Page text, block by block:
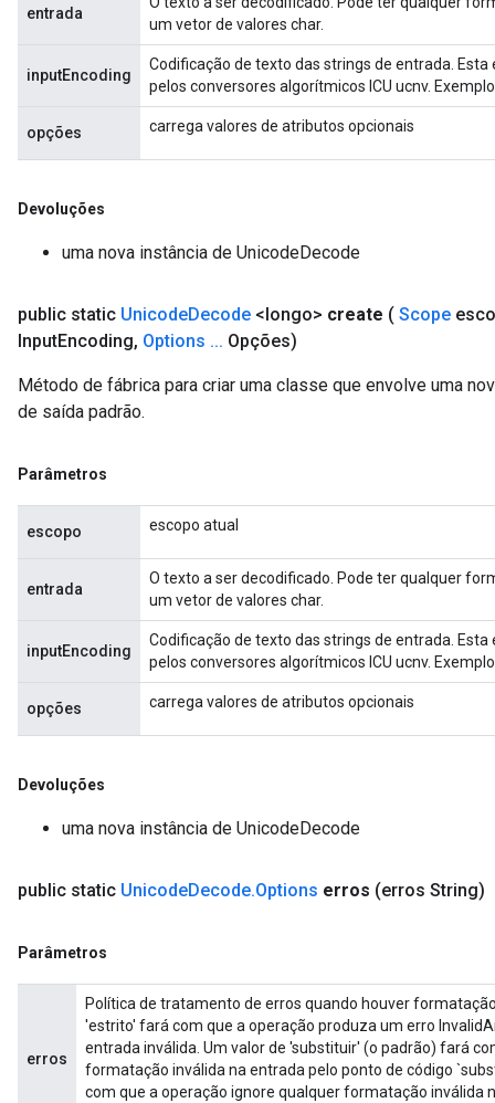
entrada
um vetor de valores char.
inputEncoding
Codificação de texto das strings de entrada.
pelos conversores algorítmicos ICU ucnv.
opções carrega valores de atributos opcionais
Devoluções
uma nova instância de UnicodeDecode
public static UnicodeDecode <longo> create ( Scope
InputEncoding, Options ... Opções)
Método de fábrica para criar uma classe que envolve uma
de saída padrão.
Parâmetros
escopo escopo atual
entrada
O texto a ser decodificado. Pode ter qualquer
um vetor de valores char.
inputEncoding
Codificação de texto das strings de entrada.
pelos conversores algorítmicos ICU ucnv.
opções carrega valores de atributos opcionais
Devoluções
uma nova instância de UnicodeDecode
public static UnicodeDecode.Options erros (erros String)
Parâmetros
erros
Política de tratamento de erros quando houver
'estrito' fará com que a operação produza um erro
entrada inválida. Um valor de 'substituir' (o padrão) fará
formatação inválida na entrada pelo ponto de código
com que a operação ignore qualquer formatação inválida